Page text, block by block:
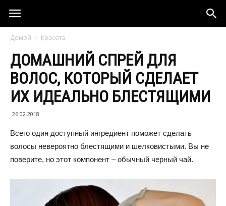
Домой Красота
ДОМАШНИЙ СПРЕЙ ДЛЯ
ВОЛОС, КОТОРЫЙ СДЕЛАЕТ
ИХ ИДЕАЛЬНО БЛЕСТЯЩИМИ
26.02.2018
Всего один доступный ингредиент поможет сделать
волосы невероятно блестящими и шелковистыми. Вы не
поверите, но этот компонент – обычный черный чай.